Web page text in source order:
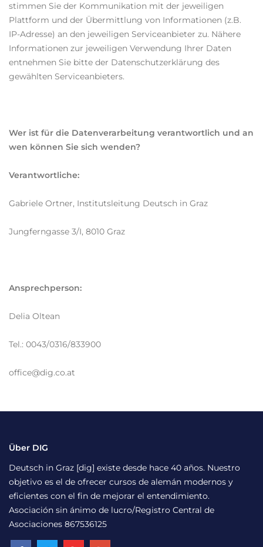
stimmen Sie der Kommunikation mit der jeweiligen
Plattform und der Übermittlung von Informationen (z.B.
IP-Adresse) an den jeweiligen Serviceanbieter zu. Nähere
Informationen zur jeweiligen Verwendung Ihrer Daten
entnehmen Sie bitte der Datenschutzerklärung des
gewählten Serviceanbieters.
Wer ist für die Datenverarbeitung verantwortlich und an
wen können Sie sich wenden?
Verantwortliche:
Gabriele Ortner, Institutsleitung Deutsch in Graz
Jungferngasse 3/I, 8010 Graz
Ansprechperson:
Delia Oltean
Tel.: 0043/0316/833900
office@dig.co.at
Über DIG
Deutsch in Graz [dig] existe desde hace 40 años. Nuestro
objetivo es el de ofrecer cursos de alemán modernos y
eficientes con el fin de mejorar el entendimiento.
Asociación sin ánimo de lucro/Registro Central de
Asociaciones 867536125